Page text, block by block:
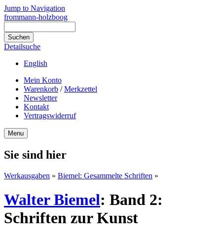
Jump to Navigation
frommann-holzboog
Detailsuche
English
Mein Konto
Warenkorb /Merkzettel
Newsletter
Kontakt
Vertragswiderruf
Menu
Sie sind hier
Werkausgaben » Biemel: Gesammelte Schriften »
Walter Biemel: Band 2:
Schriften zur Kunst